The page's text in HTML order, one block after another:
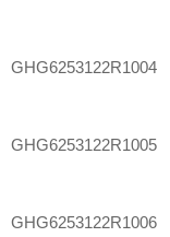
GHG6253122R1004
GHG6253122R1005
GHG6253122R1006